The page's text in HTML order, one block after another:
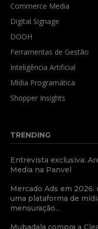
Commerce Media
Digital Signage
DOOH
Ferramentas de Gestão
Inteligência Artificial
Mídia Programática
Shopper Insights
TRENDING
Entrevista exclusiva:
Media na Panvel
Mercado Ads em 2026:
uma plataforma de
mensuração...
Mubadala compra a